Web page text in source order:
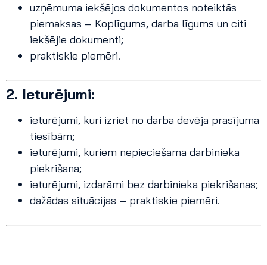
uzņēmuma iekšējos dokumentos noteiktās
piemaksas – Koplīgums, darba līgums un citi
iekšējie dokumenti;
praktiskie piemēri.
2. Ieturējumi:
ieturējumi, kuri izriet no darba devēja prasījuma
tiesībām;
ieturējumi, kuriem nepieciešama darbinieka
piekrišana;
ieturējumi, izdarāmi bez darbinieka piekrišanas;
dažādas situācijas – praktiskie piemēri.